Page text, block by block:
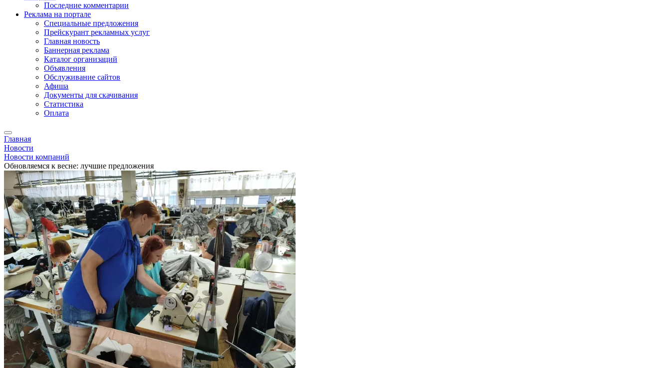
Последние комментарии
Реклама на портале
Специальные предложения
Прейскурант рекламных услуг
Главная новость
Баннерная реклама
Каталог организаций
Объявления
Обслуживание сайтов
Афиша
Документы для скачивания
Статистика
Оплата
Главная
Новости
Новости компаний
Обновляемся к весне: лучшие предложения